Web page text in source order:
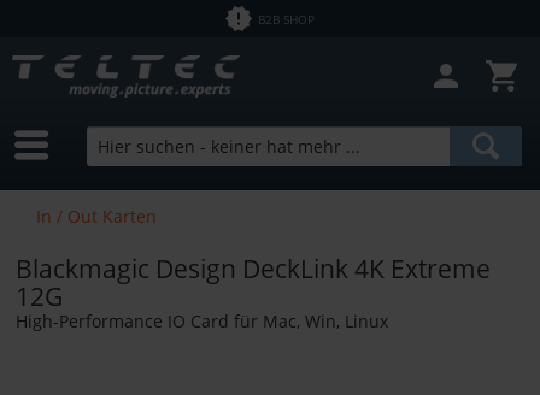
B2B SHOP
In / Out Karten
Blackmagic Design DeckLink 4K Extreme
12G
High-Performance IO Card für Mac, Win, Linux
Sofort lieferbar
Hersteller
von0,00 € bis11210,00 €